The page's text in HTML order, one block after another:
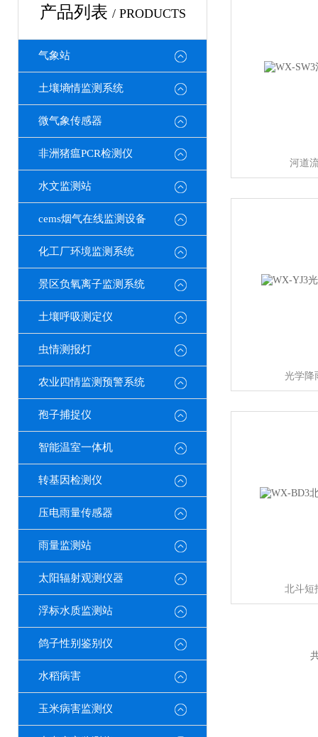
产品列表 / PRODUCTS
气象站
土壤墒情监测系统
微气象传感器
非洲猪瘟PCR检测仪
水文监测站
cems烟气在线监测设备
化工厂环境监测系统
景区负氧离子监测系统
土壤呼吸测定仪
虫情测报灯
农业四情监测预警系统
孢子捕捉仪
智能温室一体机
转基因检测仪
压电雨量传感器
雨量监测站
太阳辐射观测仪器
浮标水质监测站
鸽子性别鉴别仪
水稻病害
玉米病害监测仪
河道
光学降
北斗短